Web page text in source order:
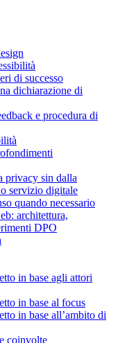
di successo
dichiarazione di
e procedura di
privacy sin dalla
servizio digitale
quando necessario
architettura,
DPO
in base agli attori
in base al focus
in base all’ambito di
coinvolte